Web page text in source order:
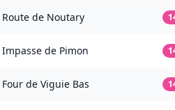
Route de Noutary
Impasse de Pimon
Four de Viguie Bas